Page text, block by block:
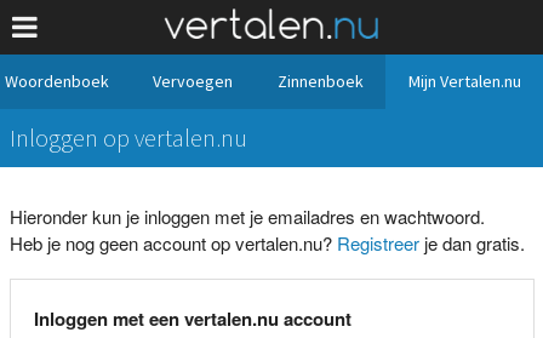
Woordenboek Vervoegen Zinnenboek Mijn Vertalen.nu
Inloggen op vertalen.nu
Hieronder kun je inloggen met je emailadres en wachtwoord.
Heb je nog geen account op vertalen.nu? Registreerje dan gratis.
Inloggen met een vertalen.nu account